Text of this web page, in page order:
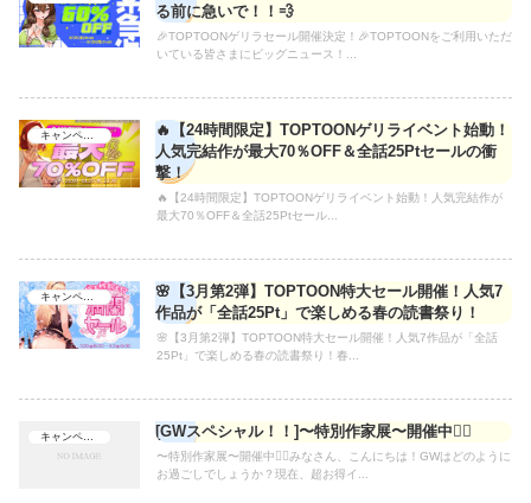
る前に急いで！！💨
🎉TOPTOONゲリラセール開催決定！🎉TOPTOONをご利用いただ
いている皆さまにビッグニュース！...
🔥【24時間限定】TOPTOONゲリライベント始動！
人気完結作が最大70％OFF＆全話25Ptセールの衝
撃！
🔥【24時間限定】TOPTOONゲリライベント始動！人気完結作が
最大70％OFF＆全話25Ptセール...
🌸【3月第2弾】TOPTOON特大セール開催！人気7
作品が「全話25Pt」で楽しめる春の読書祭り！
🌸【3月第2弾】TOPTOON特大セール開催！人気7作品が「全話
25Pt」で楽しめる春の読書祭り！春...
[GWスペシャル！！]〜特別作家展〜開催中❤️‍🔥
〜特別作家展〜開催中❤️‍🔥みなさん、こんにちは！GWはどのように
お過ごしでしょうか？現在、超お得イ...